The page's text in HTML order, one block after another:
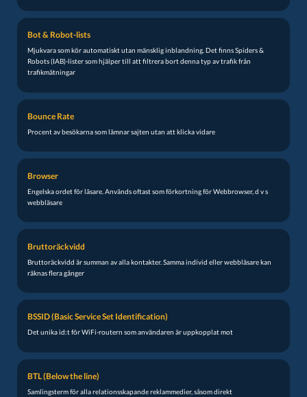
Bot & Robot-lists
Mjukvara som kör automatiskt utan mänsklig inblandning. Det finns Spiders &
Robots (IAB)-lister som hjälper till att filtrera bort denna typ av trafik från
trafikmätningar
Bounce Rate
Procent av besökarna som lämnar sajten utan att klicka vidare
Browser
Engelska ordet för läsare. Används oftast som förkortning för Webbrowser, d v s
webbläsare
Bruttoräckvidd
Bruttoräckvidd är summan av alla kontakter. Samma individ eller webbläsare kan
räknas flera gånger
BSSID (Basic Service Set Identification)
Det unika id:t för WiFi-routern som användaren är uppkopplat mot
BTL (Below the line)
Samlingsterm för alla relationsskapande reklammedier, såsom direkt